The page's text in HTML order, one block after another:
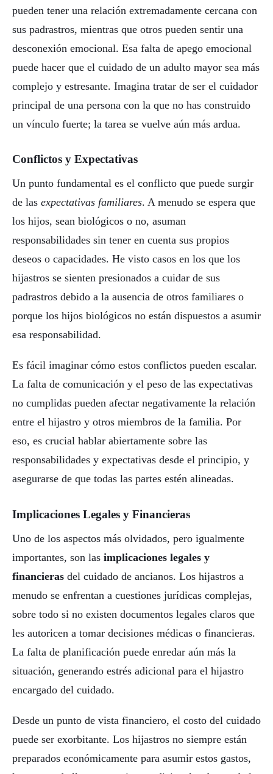
pueden tener una relación extremadamente cercana con
sus padrastros, mientras que otros pueden sentir una
desconexión emocional. Esa falta de apego emocional
puede hacer que el cuidado de un adulto mayor sea más
complejo y estresante. Imagina tratar de ser el cuidador
principal de una persona con la que no has construido
un vínculo fuerte; la tarea se vuelve aún más ardua.
Conflictos y Expectativas
Un punto fundamental es el conflicto que puede surgir
de las expectativas familiares. A menudo se espera que
los hijos, sean biológicos o no, asuman
responsabilidades sin tener en cuenta sus propios
deseos o capacidades. He visto casos en los que los
hijastros se sienten presionados a cuidar de sus
padrastros debido a la ausencia de otros familiares o
porque los hijos biológicos no están dispuestos a asumir
esa responsabilidad.
Es fácil imaginar cómo estos conflictos pueden escalar.
La falta de comunicación y el peso de las expectativas
no cumplidas pueden afectar negativamente la relación
entre el hijastro y otros miembros de la familia. Por
eso, es crucial hablar abiertamente sobre las
responsabilidades y expectativas desde el principio, y
asegurarse de que todas las partes estén alineadas.
Implicaciones Legales y Financieras
Uno de los aspectos más olvidados, pero igualmente
importantes, son las implicaciones legales y
financieras del cuidado de ancianos. Los hijastros a
menudo se enfrentan a cuestiones jurídicas complejas,
sobre todo si no existen documentos legales claros que
les autoricen a tomar decisiones médicas o financieras.
La falta de planificación puede enredar aún más la
situación, generando estrés adicional para el hijastro
encargado del cuidado.
Desde un punto de vista financiero, el costo del cuidado
puede ser exorbitante. Los hijastros no siempre están
preparados económicamente para asumir estos gastos,